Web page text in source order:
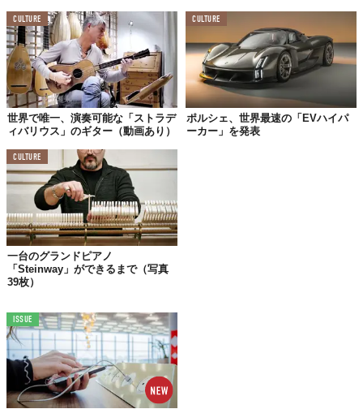
「すべてを失った」と話していた彼だが、間もなくして前向きに
挑戦をはじめたそうだ。
右腕の先端にスティックを包帯で巻きつけてドラムを叩き始め、
人工義肢の先端にスティックを取り付けられるよう自分でカスタ
ムを施し、アトランタの音楽学校へ入学した。
CULTURE
世界で唯一、演奏可能な「ストラデ
ィバリウス」のギター（動画あり）
CULTURE
ポルシェ、世界最速の「EVハイパ
ーカー」を発表
CULTURE
一台のグランドピアノ
「Steinway」ができるまで（写真
39枚）
ISSUE